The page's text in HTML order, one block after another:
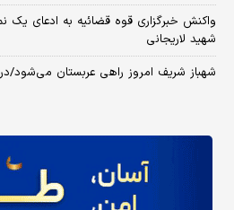
واکنش خبرگزاری قوه قضائیه به ادعای یک
شهید لاریجانی
شهباز شریف امروز راهی عربستان